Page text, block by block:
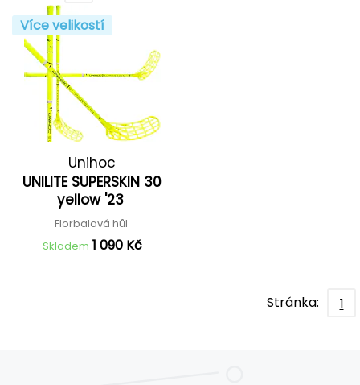
Více velikostí
Unihoc
UNILITE SUPERSKIN 30
yellow '23
Florbalová hůl
Skladem 1 090 Kč
Stránka: 1